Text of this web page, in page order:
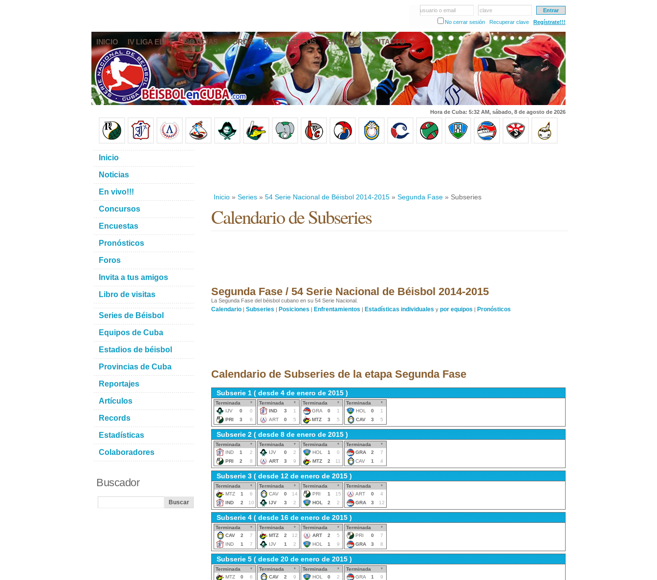
usuario o email
clave
No cerrar sesión
Recuperar clave Regístrate!!!
INICIO IV LIGA ELITE NOTICIAS FOROS PRONÓSTICOS EN VIVO CONTACTO
Hora de Cuba: 5:32 AM, sábado, 8 de agosto de 2026
Inicio » Series » 54 Serie Nacional de Béisbol 2014-2015 » Segunda Fase » Subseries
Calendario de Subseries
Segunda Fase / 54 Serie Nacional de Béisbol 2014-2015
La Segunda Fase del béisbol cubano en su 54 Serie Nacional.
Calendario | Subseries | Posiciones | Enfrentamientos | Estadísticas individuales y por equipos | Pronósticos
Calendario de Subseries de la etapa Segunda Fase
Subserie 1 ( desde 4 de enero de 2015 )
Terminada
*
IJV
0
0
PRI
3 6
Terminada
*
IND
3
1
ART
0 5
Terminada
*
GRA
0
1
MTZ
3 5
Terminada
*
HOL
0
1
CAV
3 5
Subserie 2 ( desde 8 de enero de 2015 )
Terminada
*
IND
1
2
PRI
2 8
Terminada
*
IJV
0
2
ART
3 9
Terminada
*
HOL
1
0
MTZ
2 11
Terminada
*
GRA
2
7
CAV
1 4
Subserie 3 ( desde 12 de enero de 2015 )
Terminada
*
MTZ
1
6
IND
2 10
Terminada
*
CAV
0
14
IJV
3 2
Terminada
*
PRI
1
15
HOL
2 2
Terminada
*
ART
0
4
GRA
3 12
Subserie 4 ( desde 16 de enero de 2015 )
Terminada
*
CAV
2
7
IND
1 7
Terminada
*
MTZ
2
12
IJV
1 2
Terminada
*
ART
2
5
HOL
1 9
Terminada
*
PRI
0
7
GRA
3 8
Subserie 5 ( desde 20 de enero de 2015 )
Terminada
*
MTZ
0
6
Terminada
*
CAV
2
9
Terminada
*
HOL
0
2
Terminada
*
GRA
1
9
Inicio
Noticias
En vivo!!!
Concursos
Encuestas
Pronósticos
Foros
Invita a tus amigos
Libro de visitas
Series de Béisbol
Equipos de Cuba
Estadios de béisbol
Provincias de Cuba
Reportajes
Artículos
Records
Estadísticas
Colaboradores
Buscador